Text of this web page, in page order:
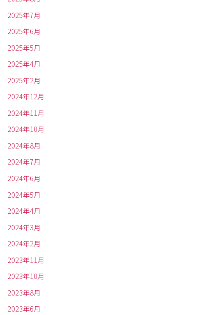
2025年7月
2025年6月
2025年5月
2025年4月
2025年2月
2024年12月
2024年11月
2024年10月
2024年8月
2024年7月
2024年6月
2024年5月
2024年4月
2024年3月
2024年2月
2023年11月
2023年10月
2023年8月
2023年6月